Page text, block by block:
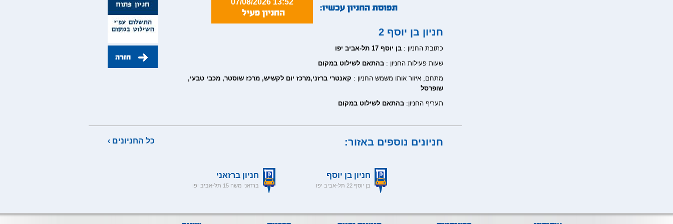
07/08/2026 13:52
חניון בן יוסף 2
כתובת החניון : בן יוסף 17 תל-אביב יפו
שעות פעילות החניון : בהתאם לשילוט במקום
מתחם, איזור אותו משמש החניון : קאנטרי ברזני,מרכז יום לקשיש, מרכז שוסטר, מכבי טבעי,
שופרסל
תעריף החניון: בהתאם לשילוט במקום
חניונים נוספים באזור: כל החניונים ›
חניון בן יוסף
בן יוסף 22 תל-אביב יפו
חניון ברזאני
ברזאני משה 15 תל-אביב יפו